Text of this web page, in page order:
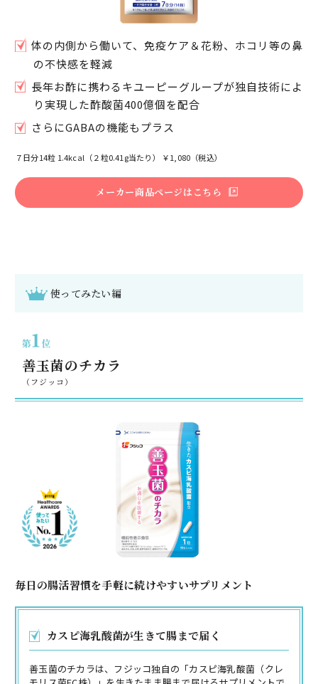
体の内側から働いて、免疫ケア＆花粉、ホコリ等の鼻
の不快感を軽減
長年お酢に携わるキユーピーグループが独自技術によ
り実現した酢酸菌400億個を配合
さらにGABAの機能もプラス
７日分14粒 1.4kcal（２粒0.41g当たり） ￥1,080（税込）
メーカー商品ページはこちら
使ってみたい編
善玉菌のチカラ
（フジッコ）
毎日の腸活習慣を手軽に続けやすいサプリメント
カスピ海乳酸菌が生きて腸まで届く
善玉菌のチカラは、フジッコ独自の「カスピ海乳酸菌（クレ